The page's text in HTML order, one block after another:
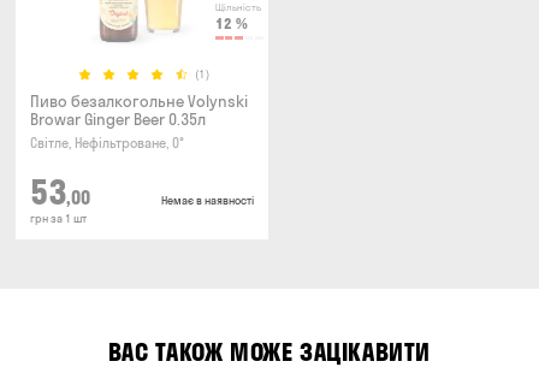
Щільність
12 %
(1)
Пиво безалкогольне Volynski
Browar Ginger Beer 0.35л
Світле, Нефільтроване, 0°
53,00
грн за 1 шт
Немає в наявності
ВАС ТАКОЖ МОЖЕ ЗАЦІКАВИТИ